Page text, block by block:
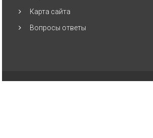
Карта сайта
Вопросы ответы